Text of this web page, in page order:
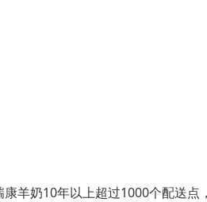
羊奶10年以上超过1000个配送点